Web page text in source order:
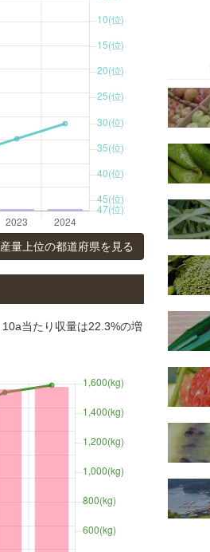
量上位の都道府県を見る
当たり収量は22.3%の増